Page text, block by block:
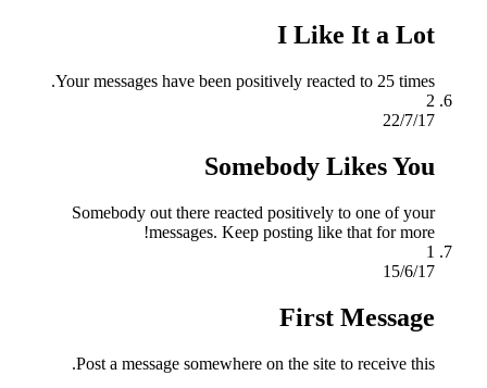
I Like It a Lot
Your messages have been positively reacted to 25 times.
2
22/7/17
Somebody Likes You
Somebody out there reacted positively to one of your
messages. Keep posting like that for more!
1
15/6/17
First Message
Post a message somewhere on the site to receive this.